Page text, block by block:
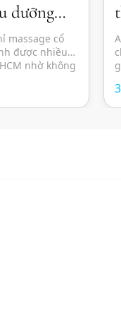
dưỡng
massage cổ
được nhiều
nhờ không
pháp
trải nghiệm